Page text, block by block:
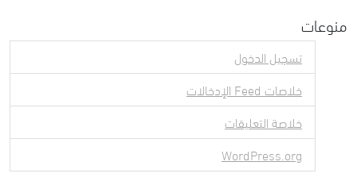
منوعات
تسجيل الدخول
خلاصات Feed الإدخالات
خلاصة التعليقات
WordPress.org